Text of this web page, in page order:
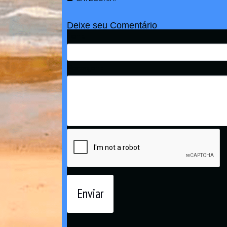
Deixe seu Comentário
Enviar